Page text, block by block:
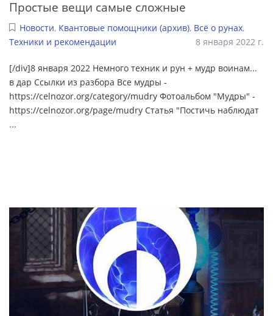
Простые вещи самые сложные
Новости, Квантовые помощники (архив), Всё о рунах,
Техники и рекомендации
8 января 2022 г.
[/div]8 января 2022 Немного техник и рун + мудр воинам...
в дар Ссылки из разбора Все мудры -
https://celnozor.org/category/mudry Фотоальбом "Мудры" -
https://celnozor.org/page/mudry Статья "Постичь наблюдат
...